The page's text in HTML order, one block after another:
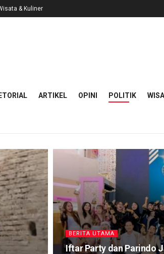
& Kuliner
ARTIKEL OPINI POLITIK
BERITA UTAMA
Iftar Party dan Parindo